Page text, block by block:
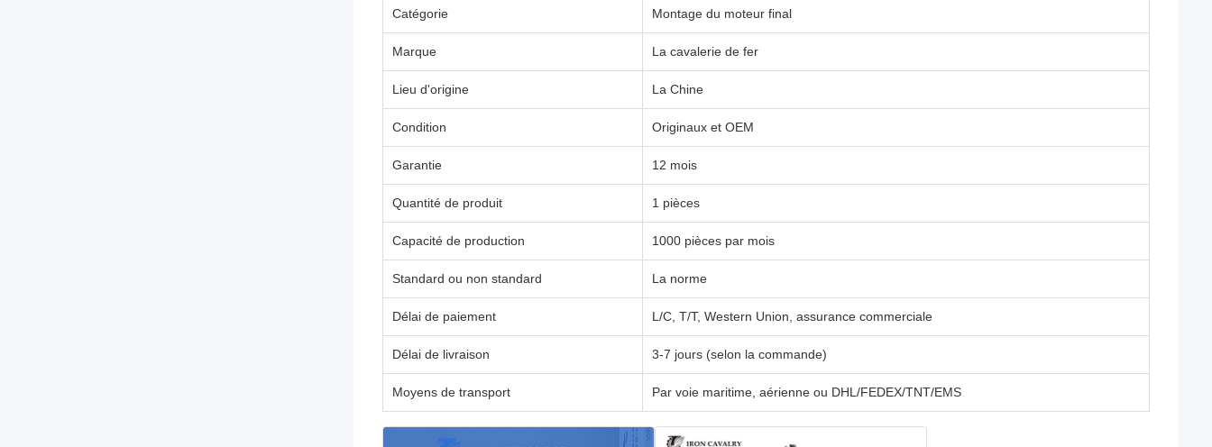
Catégorie Montage du moteur final
Marque La cavalerie de fer
Lieu d'origine La Chine
Condition Originaux et OEM
Garantie 12 mois
Quantité de produit 1 pièces
Capacité de production 1000 pièces par mois
Standard ou non standard La norme
Délai de paiement L/C, T/T, Western Union, assurance commerciale
Délai de livraison 3-7 jours (selon la commande)
Moyens de transport Par voie maritime, aérienne ou DHL/FEDEX/TNT/EMS